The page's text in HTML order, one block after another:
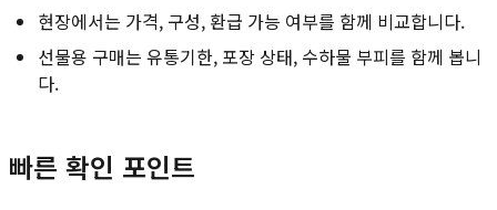
현장에서는 가격, 구성, 환급 가능 여부를 함께 비교합니다.
선물용 구매는 유통기한, 포장 상태, 수하물 부피를 함께 봅니
다.
빠른 확인 포인트